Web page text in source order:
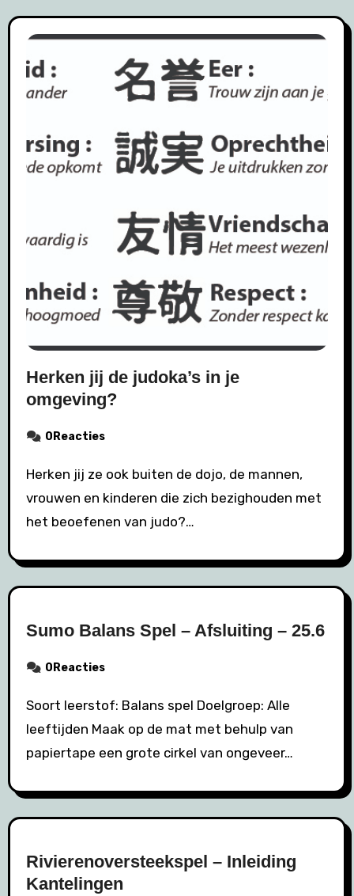
Herken jij de judoka’s in je
omgeving?
0Reacties
Herken jij ze ook buiten de dojo, de mannen,
vrouwen en kinderen die zich bezighouden met
het beoefenen van judo?…
Sumo Balans Spel – Afsluiting – 25.6
0Reacties
Soort leerstof: Balans spel Doelgroep: Alle
leeftijden Maak op de mat met behulp van
papiertape een grote cirkel van ongeveer…
Rivierenoversteekspel – Inleiding
Kantelingen